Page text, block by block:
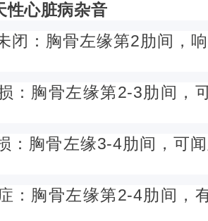
性心脏病杂音
闭：胸骨左缘第2肋间，
：胸骨左缘第2-3肋间，
：胸骨左缘3-4肋间，可
：胸骨左缘第2-4肋间，